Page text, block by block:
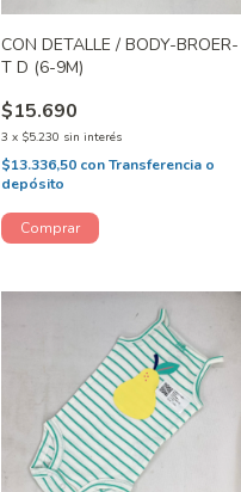
CON DETALLE / BODY-BROER-
T D (6-9M)
$15.690
3 x $5.230 sin interés
$13.336,50 conTransferencia o
depósito